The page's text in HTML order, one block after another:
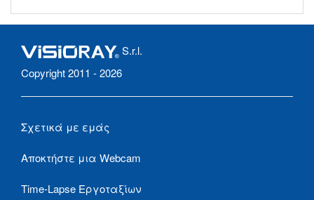
S.r.l.
Copyright 2011 - 2026
Σχετικά με εμάς
Αποκτήστε μια Webcam
Time-Lapse Εργοταξίων